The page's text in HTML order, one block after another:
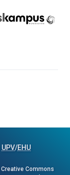
UPV/EHU
Creative Commons